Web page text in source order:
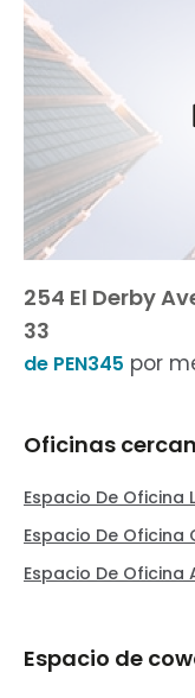
254 El Derby
33
de PEN345 por
Oficinas
Espacio De Oficina
Espacio De Oficina
Espacio De Oficina
Espacio de